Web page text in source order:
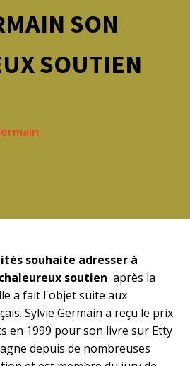
SON
SOUTIEN
souhaite adresser à
soutien après la
a fait l'objet suite aux
Sylvie Germain a reçu le prix
en 1999 pour son livre sur Etty
depuis de nombreuses